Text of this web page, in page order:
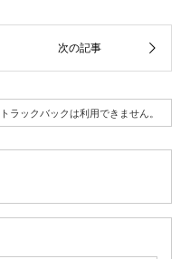
トラックバックは利用できません。